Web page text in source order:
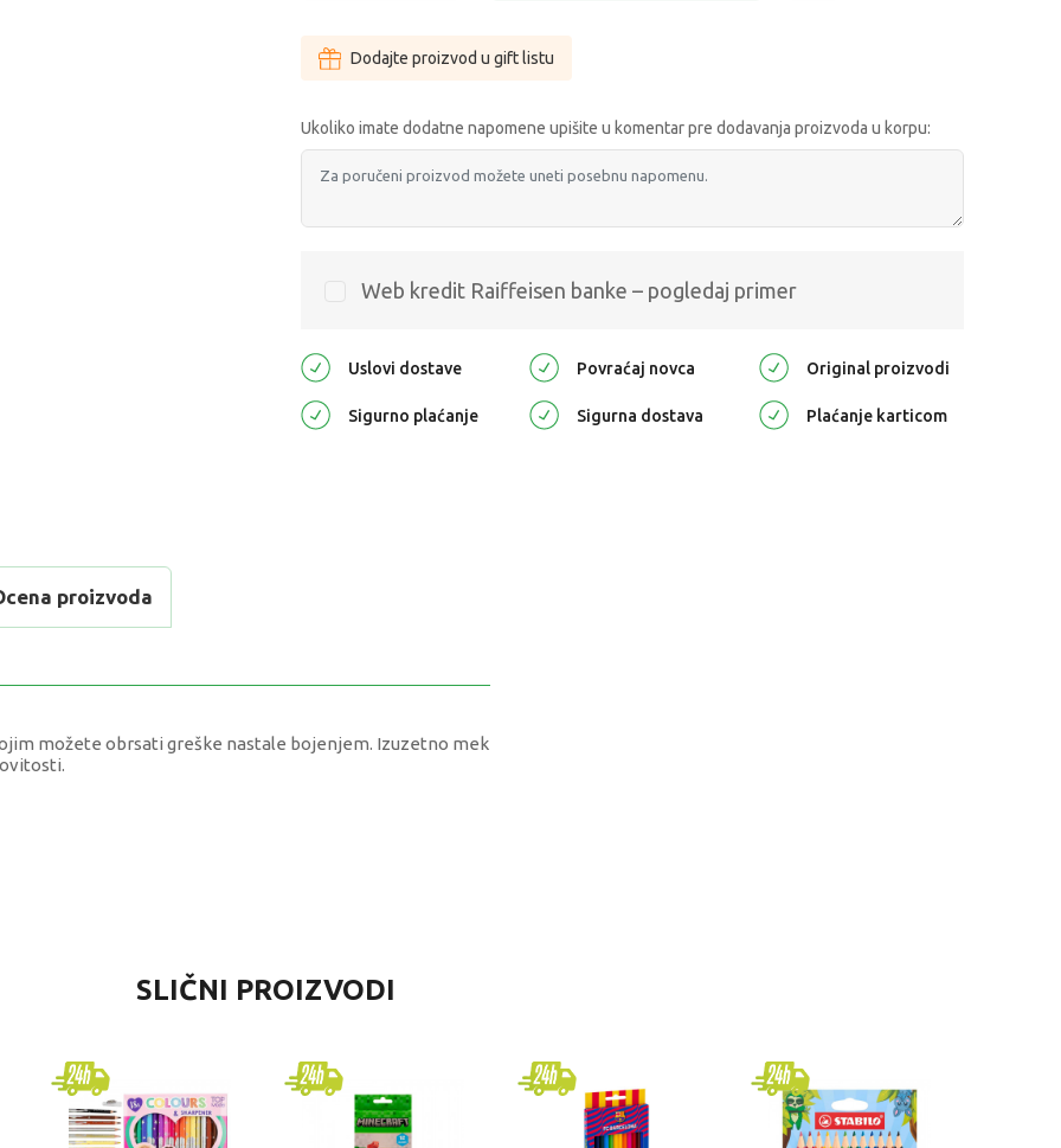
Dodajte proizvod u gift listu
Ukoliko imate dodatne napomene upišite u komentar pre dodavanja proizvoda u korpu:
Web kredit Raiffeisen banke – pogledaj primer
Uslovi dostave Povraćaj novca Original proizvodi
Sigurno plaćanje Sigurna dostava Plaćanje karticom
proizvoda
možete obrsati greške nastale bojenjem. Izuzetno mek
Drvene bojice
Crayola
univerzalno
SLIČNI PROIZVODI